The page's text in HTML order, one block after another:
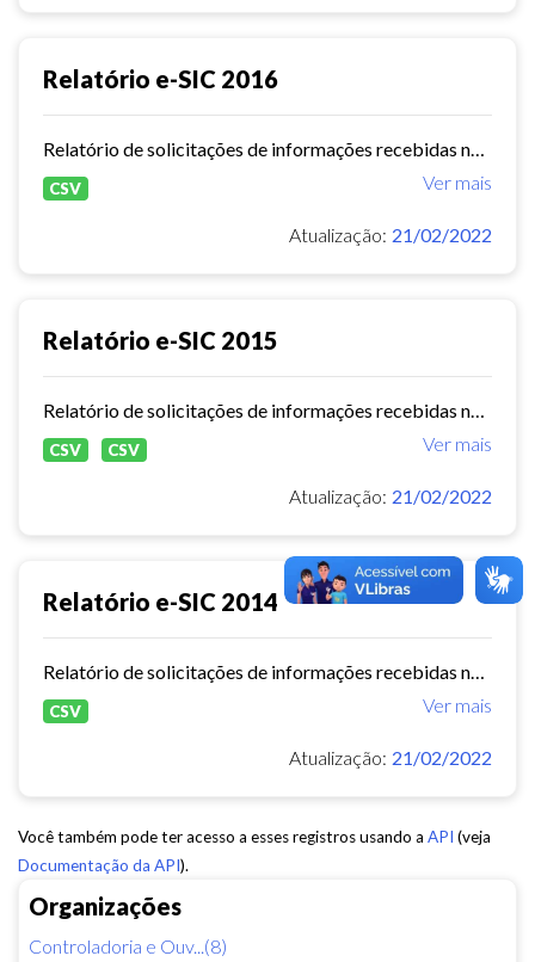
Organizações
Controladoria e Ouv...(8)
Relatório e-SIC 2016
Ver mais
CSV
Atualização: 21/02/2022
Relatório e-SIC 2015
Ver mais
CSV CSV
Atualização: 21/02/2022
Relatório e-SIC 2014
Ver mais
CSV
Atualização: 21/02/2022
Você também pode ter acesso a esses registros usando a API (veja
Documentação da API).